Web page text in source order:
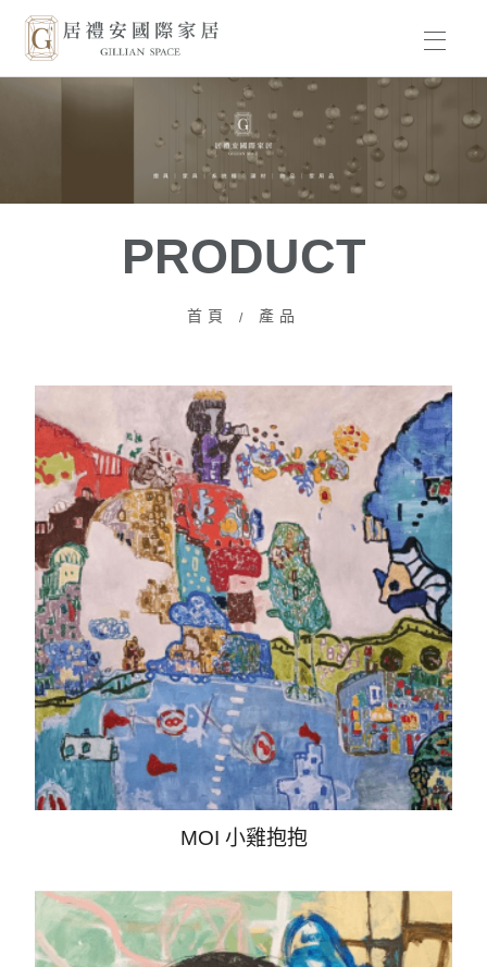
HOME
BRAND
PRODUCT
WORKS
ABOUT US
NEWS
CONTACT
前往購物
CONTACT US
gillian0814@gillianspace.art
PRODUCT
首頁 產品
MOI 小雞抱抱